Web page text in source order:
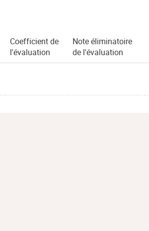
Coefficient de
l'évaluation
Note éliminatoire
de l'évaluation